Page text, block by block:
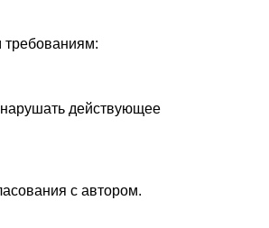
требованиям:
действующее
с автором.